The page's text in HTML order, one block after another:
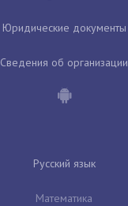
Юридические документы
Сведения об организации
Русский язык
Математика